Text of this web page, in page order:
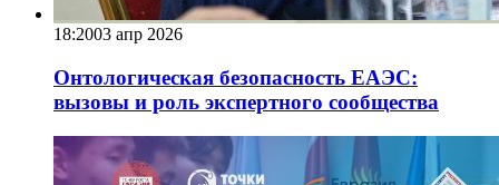
18:2003 апр 2026
Онтологическая безопасность ЕАЭС:
вызовы и роль экспертного сообщества